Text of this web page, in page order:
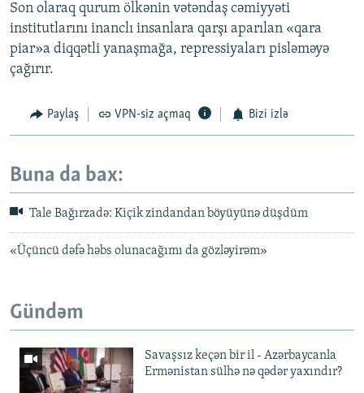
Son olaraq qurum ölkənin vətəndaş cəmiyyəti
institutlarını inanclı insanlara qarşı aparılan «qara
piar»a diqqətli yanaşmağa, repressiyaları pisləməyə
çağırır.
Paylaş VPN-siz açmaq Bizi izlə
Buna da bax:
Tale Bağırzadə: Kiçik zindandan böyüyünə düşdüm
«Üçüncü dəfə həbs olunacağımı da gözləyirəm»
Gündəm
Savaşsız keçən bir il - Azərbaycanla
Ermənistan sülhə nə qədər yaxındır?